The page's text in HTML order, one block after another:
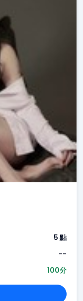
5 點
--
100分